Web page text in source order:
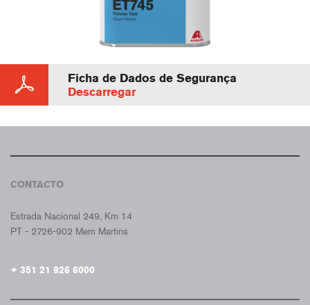
Ficha de Dados de Segurança
Descarregar
CONTACTO
Estrada Nacional 249, Km 14
PT - 2726-902 Mem Martins
+ 351 21 926 6000